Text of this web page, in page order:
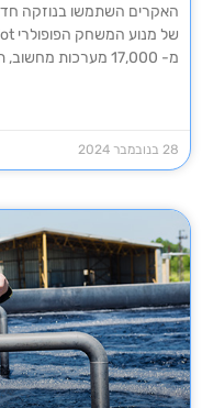
מ- 17,000 מערכות מחשוב, תוך שלושה חודשים בלבד. לפי חקירת חברת
28 בנובמבר 2024